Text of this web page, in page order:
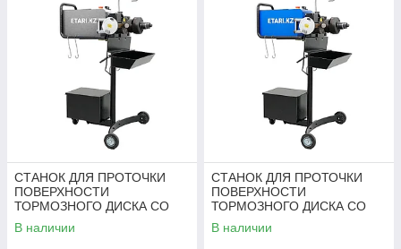
СТАНОК ДЛЯ ПРОТОЧКИ
ПОВЕРХНОСТИ
ТОРМОЗНОГО ДИСКА СО
СНЯТИЕМ И БЕЗ СНЯТИЯ С
АВТОМОБИЛЯ ETARI S-100
В наличии
СТАНОК ДЛЯ ПРОТОЧКИ
ПОВЕРХНОСТИ
ТОРМОЗНОГО ДИСКА СО
СНЯТИЕМ И БЕЗ СНЯТИЯ С
АВТОМОБИЛЯ ETARI S-100
В наличии